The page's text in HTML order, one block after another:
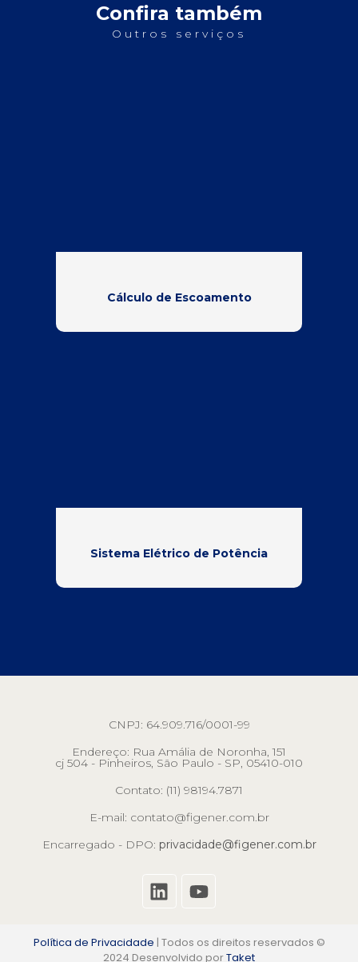
Confira também
Outros serviços
Cálculo de Escoamento
Sistema Elétrico de Potência
CNPJ: 64.909.716/0001-99
Endereço: Rua Amália de Noronha, 151
cj 504 - Pinheiros, São Paulo - SP, 05410-010
Contato: (11) 98194.7871
E-mail: contato@figener.com.br
Encarregado - DPO: privacidade@figener.com.br
Política de Privacidade | Todos os direitos reservados ©
2024 Desenvolvido porTaket